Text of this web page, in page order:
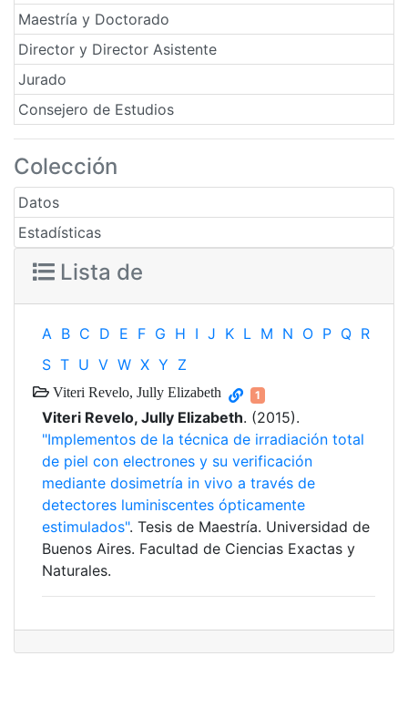
Maestría y Doctorado
Director y Director Asistente
Jurado
Consejero de Estudios
Colección
Datos
Estadísticas
Lista de
A B C D E F G H I J K L M N O P Q R
S T U V W X Y Z
Viteri Revelo, Jully Elizabeth 1
Viteri Revelo, Jully Elizabeth. (2015).
"Implementos de la técnica de irradiación total
de piel con electrones y su verificación
mediante dosimetría in vivo a través de
detectores luminiscentes ópticamente
estimulados". Tesis de Maestría. Universidad de
Buenos Aires. Facultad de Ciencias Exactas y
Naturales.